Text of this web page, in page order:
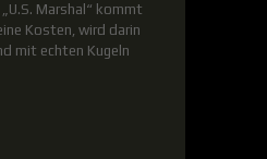
Marshal“ kommt
Kosten, wird darin
mit echten Kugeln